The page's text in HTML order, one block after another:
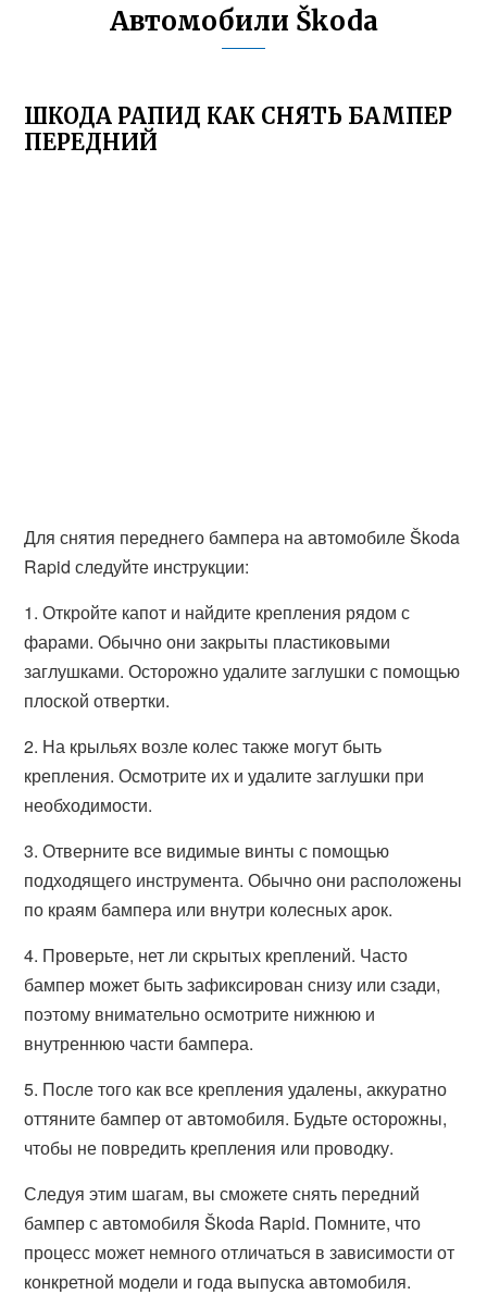
Автомобили Škoda
ШКОДА РАПИД КАК СНЯТЬ БАМПЕР
ПЕРЕДНИЙ
Для снятия переднего бампера на автомобиле Škoda
Rapid следуйте инструкции:
1. Откройте капот и найдите крепления рядом с
фарами. Обычно они закрыты пластиковыми
заглушками. Осторожно удалите заглушки с помощью
плоской отвертки.
2. На крыльях возле колес также могут быть
крепления. Осмотрите их и удалите заглушки при
необходимости.
3. Отверните все видимые винты с помощью
подходящего инструмента. Обычно они расположены
по краям бампера или внутри колесных арок.
4. Проверьте, нет ли скрытых креплений. Часто
бампер может быть зафиксирован снизу или сзади,
поэтому внимательно осмотрите нижнюю и
внутреннюю части бампера.
5. После того как все крепления удалены, аккуратно
оттяните бампер от автомобиля. Будьте осторожны,
чтобы не повредить крепления или проводку.
Следуя этим шагам, вы сможете снять передний
бампер с автомобиля Škoda Rapid. Помните, что
процесс может немного отличаться в зависимости от
конкретной модели и года выпуска автомобиля.